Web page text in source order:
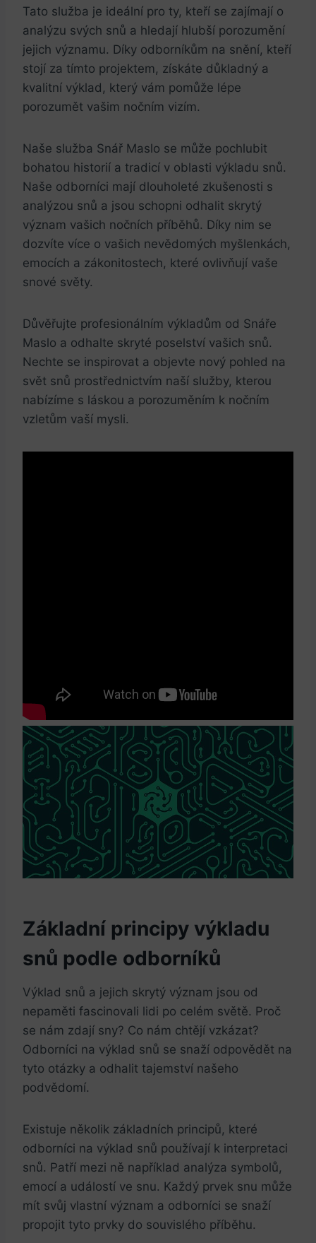
Tato​ služba je ⁣ideální ⁤pro ty, kteří se⁤ zajímají o
analýzu ⁢svých snů a ⁣hledají ⁢hlubší porozumění
jejich významu. ⁤Díky odborníkům na snění, kteří
stojí ⁤za tímto ‍projektem, získáte důkladný a
kvalitní⁤ výklad, který vám pomůže‍ lépe
porozumět vašim nočním vizím.
Naše služba⁢ Snář Maslo se může pochlubit
bohatou ‍historií a tradicí v oblasti výkladu snů. ​
Naše odborníci mají dlouholeté⁢ zkušenosti s
analýzou snů a jsou schopni odhalit skrytý
význam vašich nočních⁢ příběhů. Díky nim se
dozvíte více o ​vašich nevědomých myšlenkách,
emocích a zákonitostech, ⁢které ovlivňují vaše
snové světy.
Důvěřujte profesionálním výkladům od​ Snáře
⁤Maslo a odhalte skryté‌ poselství vašich snů.
Nechte se inspirovat a objevte ⁤nový pohled na
svět snů prostřednictvím naší služby, kterou
nabízíme s láskou a ‌porozuměním k nočním
vzletům vaší mysli.
Základní principy výkladu
snů podle ⁢odborníků
Výklad snů a jejich ‌skrytý význam‌ jsou od
nepaměti fascinovali ​lidi po celém světě. ⁤Proč​
se nám ‌zdají sny?⁣ Co nám ​chtějí ⁤vzkázat?
Odborníci ‌na výklad snů⁤ se‌ snaží odpovědět na
tyto otázky a odhalit ⁢tajemství našeho
⁤podvědomí.
Existuje několik základních‌ principů, které
odborníci na výklad snů používají ‌k ⁢interpretaci
snů. Patří mezi ně například analýza symbolů,
emocí a událostí ‌ve snu. Každý prvek snu ⁣může
mít svůj vlastní význam ‍a ‌odborníci ​se snaží
propojit tyto prvky do souvislého ⁤příběhu.